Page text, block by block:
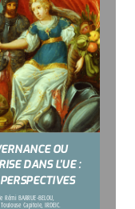
OU
DANS L’UE :
BARRUE-BELOU,
Capitole, IRDEIC.